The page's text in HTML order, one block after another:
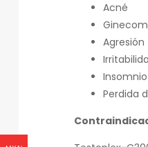
Acné
Agresión
Insomnio
Perdida